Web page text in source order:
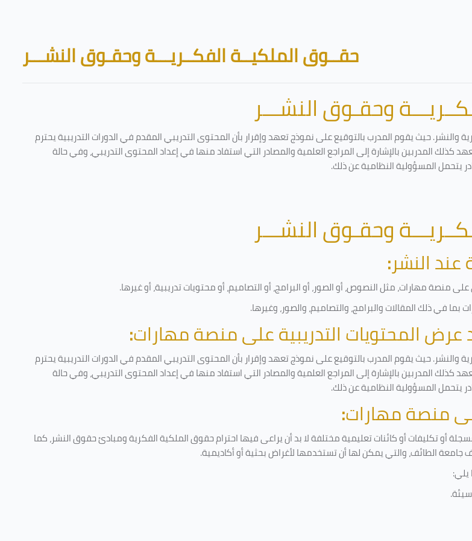
Blocks
حقــوق الملكيــة الفكــريـــة وحقـوق النشـــر
وحقـوق النشـــر
والنشر. حيث يقوم المدرب بالتوقيع على نموذج تعهد وإقرار بأن المحتوى التدريبي المقدم في الدورات التدريبية يحترم
كذلك المدربين بالإشارة إلى المراجع العلمية والمصادر التي استفاد منها في إعداد المحتوى التدريبي، وفي حالة
يتحمل المسؤولية النظامية عن ذلك.
وحقـوق النشـــر
عند النشر:
مهارات، مثل النصوص، أو الصور، أو البرامج، أو التصاميم، أو محتويات تدريبية، أو غيرها.
في ذلك المقالات والبرامج، والتصاميم، والصور، وغيرها.
عرض المحتويات التدريبية على منصة مهارات:
والنشر. حيث يقوم المدرب بالتوقيع على نموذج تعهد وإقرار بأن المحتوى التدريبي المقدم في الدورات التدريبية يحترم
كذلك المدربين بالإشارة إلى المراجع العلمية والمصادر التي استفاد منها في إعداد المحتوى التدريبي، وفي حالة
يتحمل المسؤولية النظامية عن ذلك.
منصة مهارات:
تكليفات أو كائنات تعليمية مختلفة لا بد أن يراعى فيها احترام حقوق الملكية الفكرية ومبادئ حقوق النشر، كما
الطائف، والتي يمكن لها أن تستخدمها لأغراض بحثية أو أكاديمية.
يلي:
.